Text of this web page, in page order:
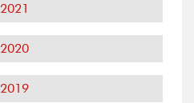
2021
2020
2019